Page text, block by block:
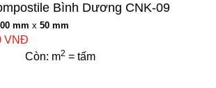
Bình Dương CNK-09
mm x 50 mm
VNĐ
Còn: m2 = tấm